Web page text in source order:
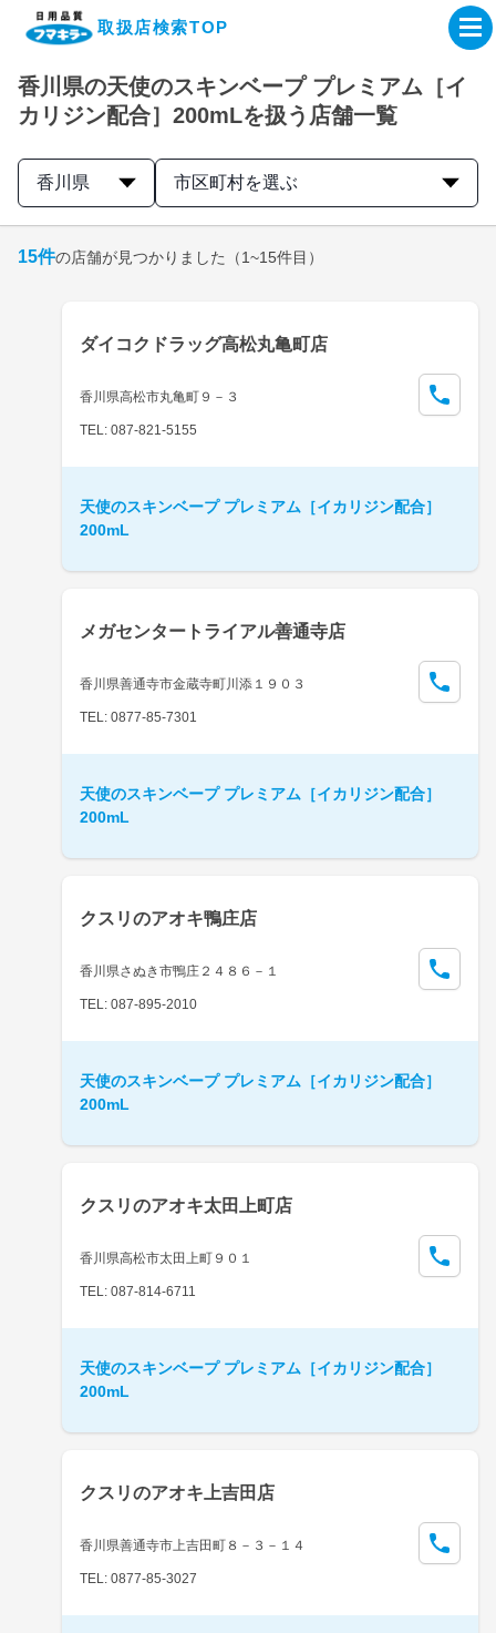
取扱店検索TOP
企業・IR情報サイト
製品情報サイト
取扱店検索はこちら
香川県の天使のスキンベープ プレミアム［イ
カリジン配合］200mLを扱う店舗一覧
香川県 市区町村を選ぶ
15件の店舗が見つかりました （1~15件目）
ダイコクドラッグ高松丸亀町店
香川県高松市丸亀町９－３
TEL: 087-821-5155
天使のスキンベープ プレミアム［イカリジン配合］
200mL
メガセンタートライアル善通寺店
香川県善通寺市金蔵寺町川添１９０３
TEL: 0877-85-7301
天使のスキンベープ プレミアム［イカリジン配合］
200mL
クスリのアオキ鴨庄店
香川県さぬき市鴨庄２４８６－１
TEL: 087-895-2010
天使のスキンベープ プレミアム［イカリジン配合］
200mL
クスリのアオキ太田上町店
香川県高松市太田上町９０１
TEL: 087-814-6711
天使のスキンベープ プレミアム［イカリジン配合］
200mL
クスリのアオキ上吉田店
香川県善通寺市上吉田町８－３－１４
TEL: 0877-85-3027